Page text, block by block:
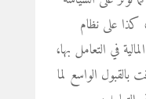
كذا على نظام
في التعامل بها،
الواسع لما